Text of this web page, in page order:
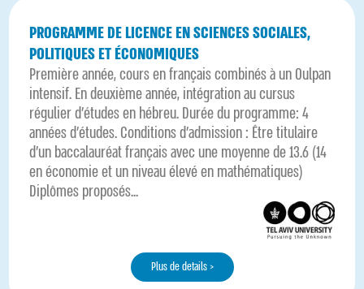
PROGRAMME DE LICENCE EN SCIENCES SOCIALES,
POLITIQUES ET ÉCONOMIQUES
Première année, cours en français combinés à un Oulpan
intensif. En deuxième année, intégration au cursus
régulier d’études en hébreu. Durée du programme: 4
années d'études. Conditions d'admission : Être titulaire
d'un baccalauréat français avec une moyenne de 13.6 (14
en économie et un niveau élevé en mathématiques)
Diplômes proposés...
Plus de details >